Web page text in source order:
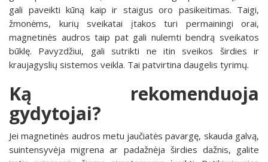
gali paveikti kūną kaip ir staigus oro pasikeitimas. Taigi,
žmonėms, kurių sveikatai įtakos turi permainingi orai,
magnetinės audros taip pat gali nulemti bendrą sveikatos
būklę. Pavyzdžiui, gali sutrikti ne itin sveikos širdies ir
kraujagyslių sistemos veikla. Tai patvirtina daugelis tyrimų.
Ką rekomenduoja
gydytojai?
Jei magnetinės audros metu jaučiatės pavargę, skauda galvą,
suintensyvėja migrena ar padažnėja širdies dažnis, galite